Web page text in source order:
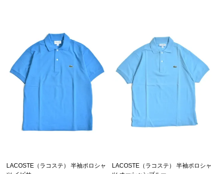
LACOSTE（ラコステ） 半袖ポロシャ
LACOSTE（ラコステ） 半袖ポロシャ